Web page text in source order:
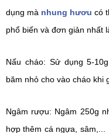
dụng mà nhung hươu có
phổ biến và đơn giản nhất
Nấu cháo: Sử dụng 5-
băm nhỏ cho vào cháo khi
Ngâm rượu: Ngâm 250g
hợp thêm cá ngựa, sâm,...